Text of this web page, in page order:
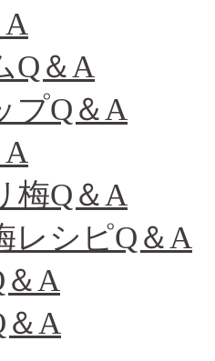
Q＆A
プQ＆A
梅Q＆A
レシピQ＆A
A
A